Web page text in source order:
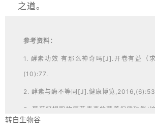
之道。
参考资料：
1. 酵素功效 有那么神奇吗[J].开卷有益（
(10):77.
2. 酵素与酶不等同[J].健康博览
3. 葡萄籽提取物原花青素的营养保健功能(
卫生杂志,2000,12(6):38-41.
转自生物谷